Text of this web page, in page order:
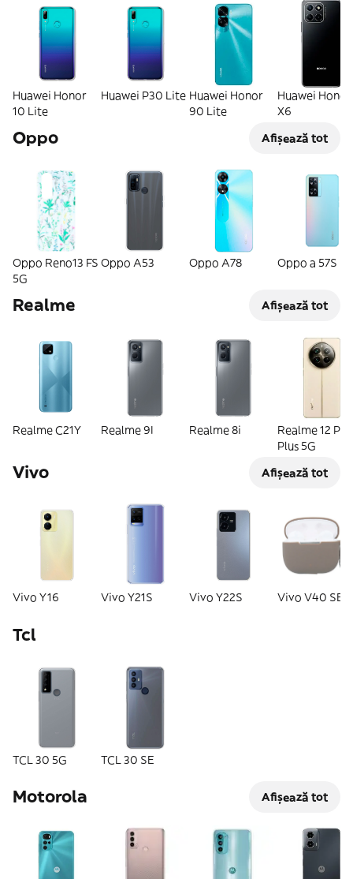
Huawei Honor
10 Lite
Huawei P30 Lite Huawei Honor
90 Lite
Huawei Honor
X6
Oppo Afișează tot
Oppo Reno13 FS
5G
Oppo A53 Oppo A78 Oppo a 57S
Realme Afișează tot
Realme C21Y Realme 9I Realme 8i
Realme 12 Pro
Plus 5G
Vivo Afișează tot
Vivo Y16 Vivo Y21S Vivo Y22S Vivo V40 SE
Tcl
TCL 30 5G TCL 30 SE
Motorola Afișează tot